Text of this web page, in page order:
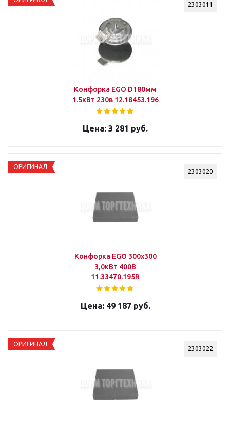
2303011
Конфорка EGO D180мм
1.5кВт 230в 12.18453.196
3 281 руб.
2303020
ОРИГИНАЛ
Конфорка EGO 300х300
3,0кВт 400В
11.33470.195R
49 187 руб.
2303022
ОРИГИНАЛ